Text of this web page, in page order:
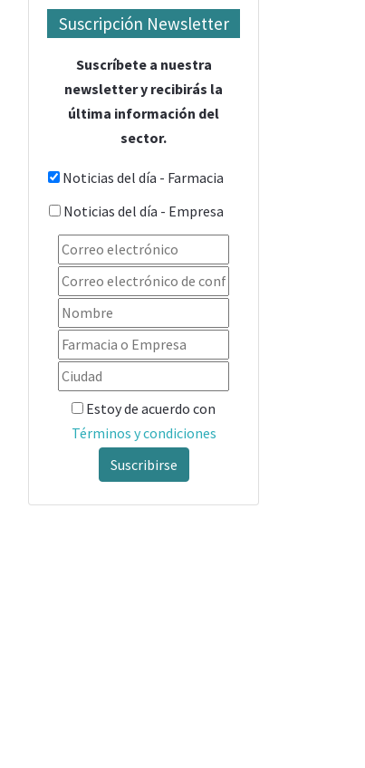
Suscripción Newsletter
Suscríbete a nuestra
newsletter y recibirás la
última información del
sector.
Noticias del día - Farmacia
Noticias del día - Empresa
Estoy de acuerdo con
Términos y condiciones
Suscribirse